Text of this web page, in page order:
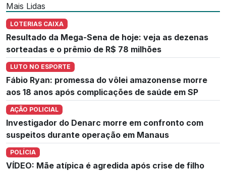
Mais Lidas
LOTERIAS CAIXA
Resultado da Mega-Sena de hoje: veja as dezenas
sorteadas e o prêmio de R$ 78 milhões
LUTO NO ESPORTE
Fábio Ryan: promessa do vôlei amazonense morre
aos 18 anos após complicações de saúde em SP
AÇÃO POLICIAL
Investigador do Denarc morre em confronto com
suspeitos durante operação em Manaus
POLÍCIA
VÍDEO: Mãe atípica é agredida após crise de filho